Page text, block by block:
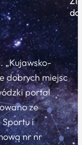
„Kujawsko-
dobrych miejsc
portal
ze
i
nr nr